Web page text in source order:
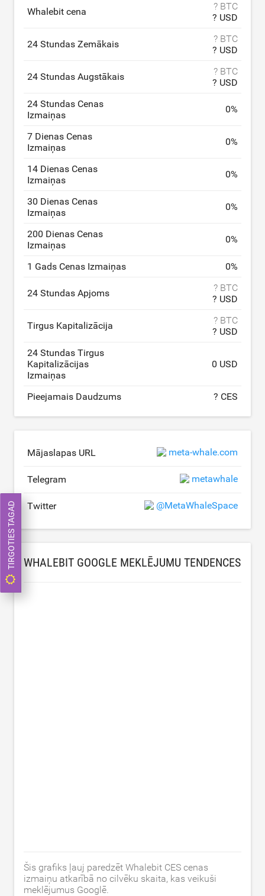
Whalebit cena
? BTC
? USD
24 Stundas Zemākais
? BTC
? USD
24 Stundas Augstākais
? BTC
? USD
24 Stundas Cenas
Izmaiņas
0%
7 Dienas Cenas
Izmaiņas
0%
14 Dienas Cenas
Izmaiņas
0%
30 Dienas Cenas
Izmaiņas
0%
200 Dienas Cenas
Izmaiņas
0%
1 Gads Cenas Izmaiņas 0%
24 Stundas Apjoms
? BTC
? USD
Tirgus Kapitalizācija
? BTC
? USD
24 Stundas Tirgus
Kapitalizācijas
Izmaiņas
0 USD
Pieejamais Daudzums ? CES
Mājaslapas URL meta-whale.com
Telegram metawhale
Twitter @MetaWhaleSpace
WHALEBIT GOOGLE MEKLĒJUMU TENDENCES
Šis grafiks ļauj paredzēt Whalebit CES cenas
izmaiņu atkarībā no cilvēku skaita, kas veikuši
meklējumus Googlē.
TIRGOTIES TAGAD